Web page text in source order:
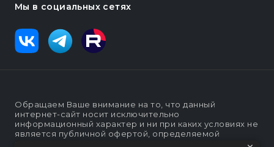
Мы в социальных сетях
Обращаем Ваше внимание на то, что данный
интернет-сайт носит исключительно
информационный характер и ни при каких условиях не
является публичной офертой, определяемой
положениями статьи п. 2 ст. 437 Гражданского кодекса